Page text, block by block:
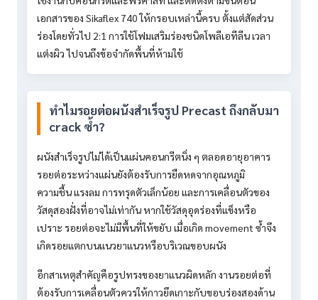
เอกสารของ Sikaflex 740 ให้กรอบเหล่านี้ครบ ตั้งแต่สัดส่วน
ร่องโดยทั่วไป 2:1 การใช้โฟมเสริมร่องชนิดโพลีเอทีลีน เวลา
แต่งผิว ไปจนถึงข้อจำกัดพื้นที่ห้ามใช้
ทำไมรอยต่อผนังสำเร็จรูป Precast ถึงกลับมา
crack ซ้ำ?
ผนังสำเร็จรูปไม่ได้เป็นแผ่นคอนกรีตนิ่ง ๆ ตลอดอายุอาคาร
รอยต่อระหว่างแผ่นยังต้องรับการยืดหดจากอุณหภูมิ
ความชื้น แรงลม การทรุดตัวเล็กน้อย และการเคลื่อนตัวของ
วัสดุสองฝั่งที่อาจไม่เท่ากัน หากใช้วัสดุอุดร่องที่แข็งหรือ
เปราะ รอยต่อจะไม่มีพื้นที่ให้ขยับ เมื่อเกิด movement ซ้ำจึง
เกิดรอยแตกบนแนวยาแนวหรือบริเวณขอบผนัง
อีกสาเหตุสำคัญคือรูปทรงของยาแนวผิดหลัก งานรอยต่อที่
ต้องรับการเคลื่อนตัวควรให้กาวยึดเกาะกับขอบร่องสองด้าน